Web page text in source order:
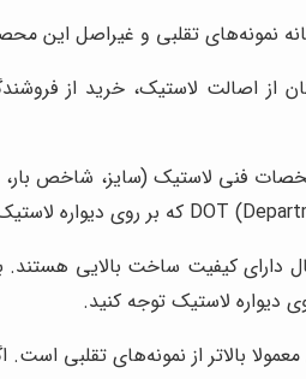
نمونه‌های تقلبی و غیراصل این
از اصالت لاستیک، خرید از
فنی لاستیک (سایز، شاخص
دارای کیفیت ساخت بالایی
دیواره لاستیک توجه کنید.
بالاتر از نمونه‌های تقلبی